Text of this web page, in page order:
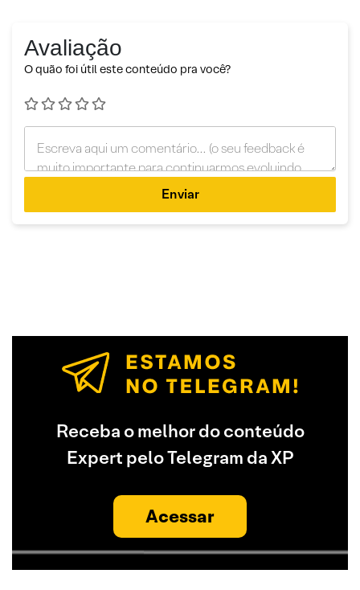
Avaliação
O quão foi útil este conteúdo pra você?
Enviar
Receba o melhor do conteúdo
Expert pelo Telegram da XP
Acessar